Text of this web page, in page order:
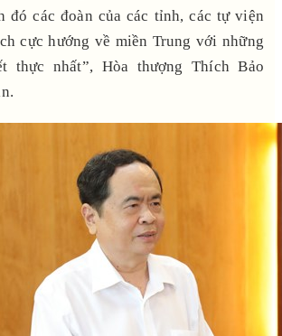
đó các đoàn của các tỉnh, các tự viện
cực hướng về miền Trung với những
thực nhất”, Hòa thượng Thích Bảo